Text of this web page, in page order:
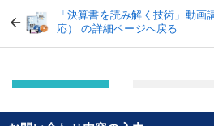
「決算書を読み解く技術」動画
応） の詳細ページへ戻る